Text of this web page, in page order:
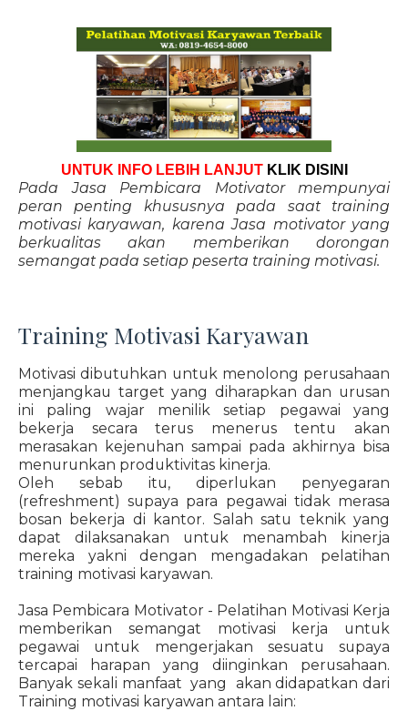
UNTUK INFO LEBIH LANJUT KLIK DISINI
Pada Jasa Pembicara Motivator mempunyai
peran penting khususnya pada saat training
motivasi karyawan, karena Jasa motivator yang
berkualitas akan memberikan dorongan
semangat pada setiap peserta training motivasi.
Training Motivasi Karyawan
Motivasi dibutuhkan untuk menolong perusahaan
menjangkau target yang diharapkan dan urusan
ini paling wajar menilik setiap pegawai yang
bekerja secara terus menerus tentu akan
merasakan kejenuhan sampai pada akhirnya bisa
menurunkan produktivitas kinerja.
Oleh sebab itu, diperlukan penyegaran
(refreshment) supaya para pegawai tidak merasa
bosan bekerja di kantor. Salah satu teknik yang
dapat dilaksanakan untuk menambah kinerja
mereka yakni dengan mengadakan pelatihan
training motivasi karyawan.
Jasa Pembicara Motivator - Pelatihan Motivasi Kerja
memberikan semangat motivasi kerja untuk
pegawai untuk mengerjakan sesuatu supaya
tercapai harapan yang diinginkan perusahaan.
Banyak sekali manfaat yang akan didapatkan dari
Training motivasi karyawan antara lain: